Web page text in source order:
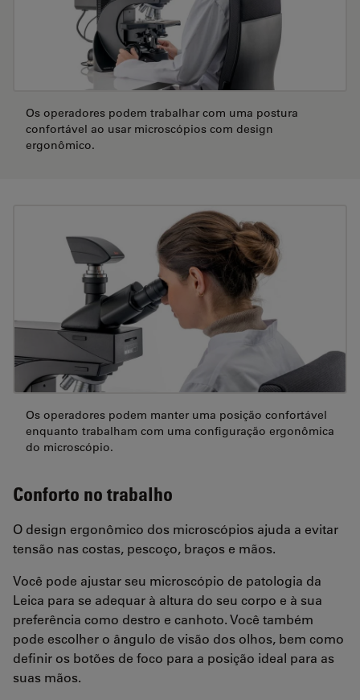
Os operadores podem trabalhar com uma postura
confortável ao usar microscópios com design
ergonômico.
Os operadores podem manter uma posição confortável
enquanto trabalham com uma configuração ergonômica
do microscópio.
Conforto no trabalho
O design ergonômico dos microscópios ajuda a evitar
tensão nas costas, pescoço, braços e mãos.
Você pode ajustar seu microscópio de patologia da
Leica para se adequar à altura do seu corpo e à sua
preferência como destro e canhoto. Você também
pode escolher o ângulo de visão dos olhos, bem como
definir os botões de foco para a posição ideal para as
suas mãos.